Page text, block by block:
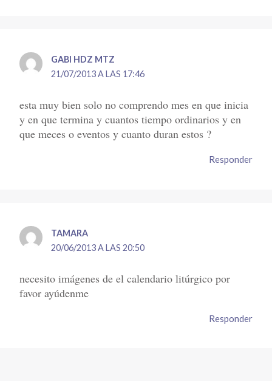
GABI HDZ MTZ
21/07/2013 A LAS 17:46
esta muy bien solo no comprendo mes en que inicia
y en que termina y cuantos tiempo ordinarios y en
que meces o eventos y cuanto duran estos ?
Responder
TAMARA
20/06/2013 A LAS 20:50
necesito imágenes de el calendario litúrgico por
favor ayúdenme
Responder